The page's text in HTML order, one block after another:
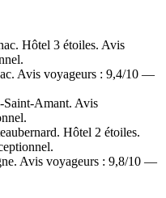
Hôtel 3 étoiles. Avis
Avis voyageurs : 9,4/10 —
Amant. Avis
Hôtel 2 étoiles.
Avis voyageurs : 9,8/10 —